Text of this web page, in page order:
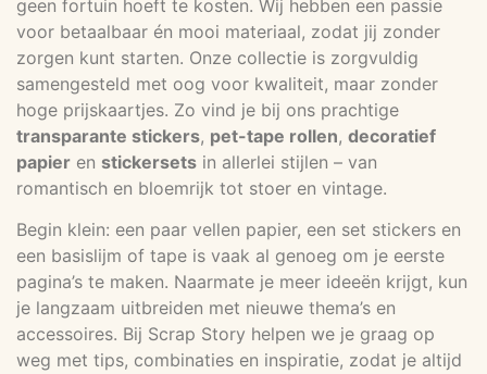
geen fortuin hoeft te kosten. Wij hebben een passie
voor betaalbaar én mooi materiaal, zodat jij zonder
zorgen kunt starten. Onze collectie is zorgvuldig
samengesteld met oog voor kwaliteit, maar zonder
hoge prijskaartjes. Zo vind je bij ons prachtige
transparante stickers, pet-tape rollen, decoratief
papier en stickersets in allerlei stijlen – van
romantisch en bloemrijk tot stoer en vintage.
Begin klein: een paar vellen papier, een set stickers en
een basislijm of tape is vaak al genoeg om je eerste
pagina’s te maken. Naarmate je meer ideeën krijgt, kun
je langzaam uitbreiden met nieuwe thema’s en
accessoires. Bij Scrap Story helpen we je graag op
weg met tips, combinaties en inspiratie, zodat je altijd